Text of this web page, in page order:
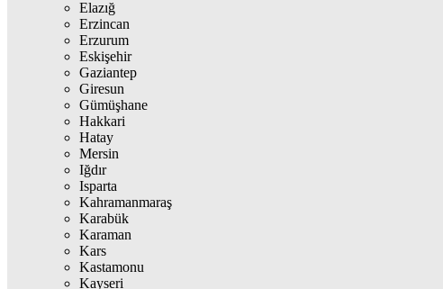
Elazığ
Erzincan
Erzurum
Eskişehir
Gaziantep
Giresun
Gümüşhane
Hakkari
Hatay
Mersin
Iğdır
Isparta
Kahramanmaraş
Karabük
Karaman
Kars
Kastamonu
Kayseri